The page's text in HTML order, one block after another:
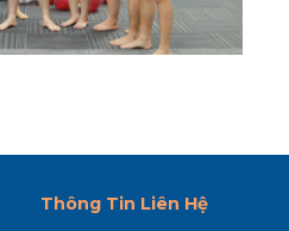
Thông Tin Liên Hệ